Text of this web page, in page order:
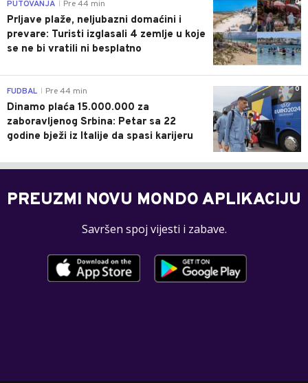
0
PUTOVANJA Pre 44 min
Prljave plaže, neljubazni domaćini i
prevare: Turisti izglasali 4 zemlje u koje
se ne bi vratili ni besplatno
0
FUDBAL Pre 44 min
Dinamo plaća 15.000.000 za
zaboravljenog Srbina: Petar sa 22
godine bježi iz Italije da spasi karijeru
PREUZMI NOVU MONDO APLIKACIJU
Savršen spoj vijesti i zabave.